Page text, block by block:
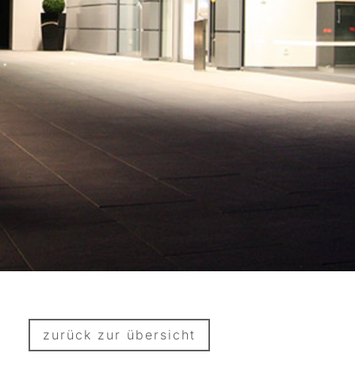
zurück zur übersicht